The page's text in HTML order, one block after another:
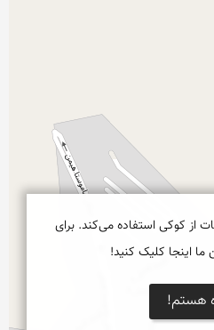
از کوکی استفاده می‌کند. برای
ما اینجا کلیک کنید!
هستم!